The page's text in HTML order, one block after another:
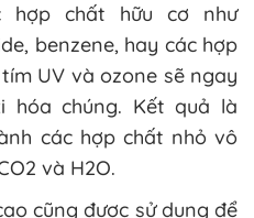
hợp chất hữu cơ như
benzene, hay các hợp
UV và ozone sẽ ngay
hóa chúng. Kết quả là
các hợp chất nhỏ vô
và H2O.
cũng được sử dụng để